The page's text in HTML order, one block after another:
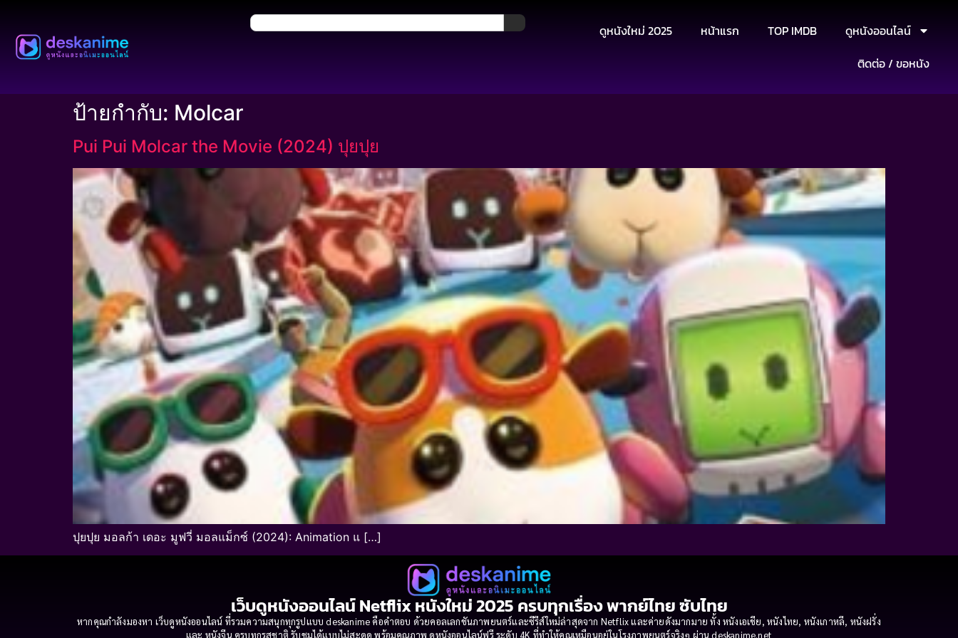
ดูหนังใหม่ 2025 หน้าแรก TOP IMDB
ดูหนังออนไลน์
ติดต่อ / ขอหนัง
ป้ายกำกับ: Molcar
Pui Pui Molcar the Movie (2024) ปุยปุย
ปุยปุย มอลก้า เดอะ มูฟวี่ มอลแม็กซ์ (2024): Animation แ […]
เว็บดูหนังออนไลน์ Netflix หนังใหม่ 2025 ครบทุกเรื่อง พากย์ไทย ซับไทย
หากคุณกำลังมองหา เว็บดูหนังออนไลน์ ที่รวมความสนุกทุกรูปแบบ deskanime คือคำตอบ ด้วยคอลเลกชันภาพยนตร์และซีรีส์ใหม่ล่าสุดจาก Netflix และค่ายดังมากมาย ทั้ง หนังเอเชีย, หนังไทย, หนังเกาหลี, หนังฝรั่ง
และ หนังจีน ครบทุกรสชาติ รับชมได้แบบไม่สะดุด พร้อมคุณภาพ ดูหนังออนไลน์ฟรี ระดับ 4K ที่ทำให้คุณเหมือนอยู่ในโรงภาพยนตร์จริงๆ ผ่าน deskanime.net